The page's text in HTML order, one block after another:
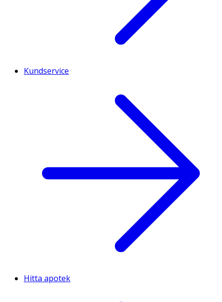
Kundservice
Hitta apotek